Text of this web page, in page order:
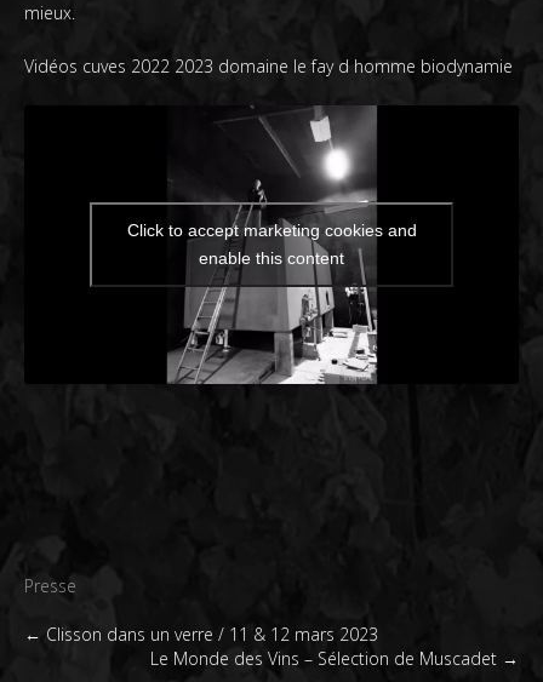
mieux.
Vidéos cuves 2022 2023 domaine le fay d homme biodynamie
Click to accept marketing cookies and
enable this content
Presse
Post
← Clisson dans un verre / 11 & 12 mars 2023
Le Monde des Vins – Sélection de Muscadet →